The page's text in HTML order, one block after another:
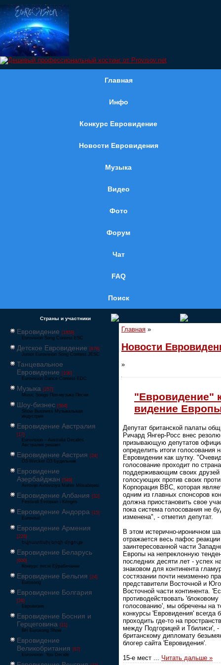
Главная
Инфо
Конкурс Евровидение
Новости Евровидения
Музыка
Видео
Фото
Форум
Чат
FAQ
Поиск
Страны и участники
Евровидение [1858]
Eurovision Song Contest ESC
Детское Евровидение [878]
Junior Eurovision Song Contest JESC
Танцевальное
Евровидение [106]
Eurovision Dance Contest EDC
Музыка [257]
Music Songs Поп-музыка Песни
Шоу-бизнес [564]
Show Business Музыкальная
индустрия
Евровидение Австралия
[17]
Eurovision – Australia Decides
Австралия решает
Евровидение Австрия [24]
Ö3-Wecker Ö3 Будильник
Евровидение
Азербайджан [549]
Avrovijn Avroviziya Mahnı Müsabiqəsi
Евровидение Албания [32]
Festivali Evropian i Këngës
Евровидение Андорра [15]
Eurovisió
Евровидение Армения
[228]
Եվրատեսիլ երգի մրցույթ
Евровидение Беларусь
[600]
Конкурс песні Еўрабачанне
Евровидение Бельгия [24]
Eurosong
Евровидение Болгария
[26]
Евровизия
Евровидение Босния и
Герцеговина [21]
BH Eurosong Show
Евровидение
Великобритания [67]
Eurovision: You Decide
Главная »
Новости
»
"Евровидение"
видение
Депутат британской палаты
Ричард Янгер-Росс внес
призывающую депутатов
определить итоги голосования
Евровидении как шутку.
голосование проходит по
поддерживающим своих друзей
голосующих против своих
Корпорация BBC, которая
одним из главных спонсоров
должна приостановить свое
пока система голосования не
изменена", - отметил депутат.
В этом истерично-ироничном
отражается весь пафос реакции
заинтересованной части
Европы на непреклонную
последних десяти лет - успех
знаковом для континента
состязании почти неизменно
представители Восточной и
Восточной части континента.
противодействовать 'блоковому
голосованию', мы обречены на
конкурсы 'Евровидения' всегда
проходить где-то на
между Подгорицей и Тбилиси', -
британскому дипломату
блогер сайта 'Евровидения'.
15-е мест ... Читать дальше »